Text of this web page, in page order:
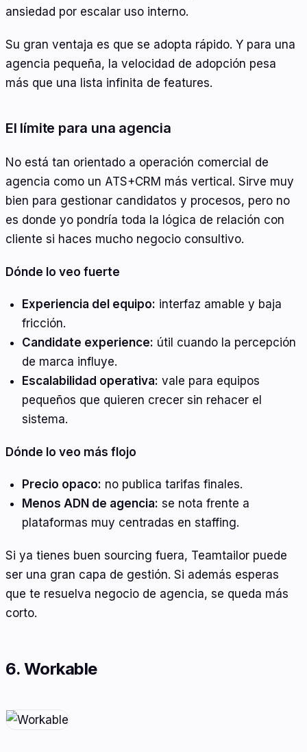
ansiedad por escalar uso interno.
Su gran ventaja es que se adopta rápido. Y para una
agencia pequeña, la velocidad de adopción pesa
más que una lista infinita de features.
El límite para una agencia
No está tan orientado a operación comercial de
agencia como un ATS+CRM más vertical. Sirve muy
bien para gestionar candidatos y procesos, pero no
es donde yo pondría toda la lógica de relación con
cliente si haces mucho negocio consultivo.
Dónde lo veo fuerte
Experiencia del equipo: interfaz amable y baja
fricción.
Candidate experience: útil cuando la percepción
de marca influye.
Escalabilidad operativa: vale para equipos
pequeños que quieren crecer sin rehacer el
sistema.
Dónde lo veo más flojo
Precio opaco: no publica tarifas finales.
Menos ADN de agencia: se nota frente a
plataformas muy centradas en staffing.
Si ya tienes buen sourcing fuera, Teamtailor puede
ser una gran capa de gestión. Si además esperas
que te resuelva negocio de agencia, se queda más
corto.
6. Workable